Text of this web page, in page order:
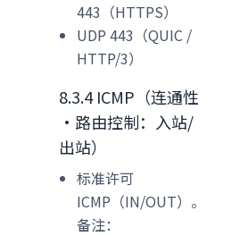
443（HTTPS）
UDP 443（QUIC /
HTTP/3）
8.3.4 ICMP（连通性
·路由控制：入站/
出站）
标准许可
ICMP（IN/OUT）。
备注：